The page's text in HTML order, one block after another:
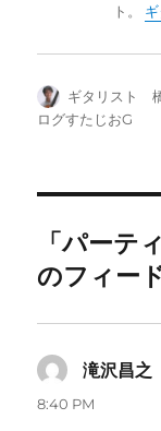
ト。
投
稿
ギタリスト
ログすたじおG
「パーテ
のフィー
滝沢昌之
8:40 PM